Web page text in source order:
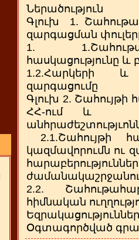
Ներածություն
Գլուխ 1.
զարգացման
1.
հասկացությունը և
1.2.Հարկերի և
զարգացումը
Գլուխ 2.
ՀՀ-ում և
2.1.Շահույթի
կազմավորումն ու
2.2.
հիմնական
Օգտագործված